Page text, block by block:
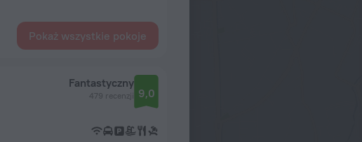
Pokaż wszystkie pokoje
Fantastyczny
479 recenzji 9,0